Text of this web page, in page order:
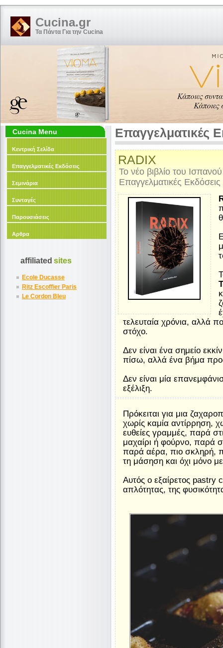
Cucina.gr
Τα Πάντα Για την Cucina
Cucina Menu
Κεντρική Σελίδα
Επαγγελματικές Εκδόσεις
Σεμινάρια
Συνταγές
Παρουσιάσεις
Αρθρα
affiliated sites
Ecole Ducasse
Ritz Escoffier Paris
Le Cordon Bleu
Επαγγελματικές
RADIX
Το νέο βιβλίο του
Επαγγελματικές
τελευταία χρόνια, αλλά
στόχο.
Δεν είναι ένα σημείο
πίσω, αλλά ένα βήμα
Δεν είναι μία
εξέλιξη.
Πρόκειται για μια
χωρίς καμία αντίρρηση,
ευθείες γραμμές, παρά
μαχαίρι ή φούρνο, παρά
παρά αέρα, πιο σκληρή,
τη μάσηση και όχι μόνο
Αυτός ο εξαίρετος pastry
απλότητας, της